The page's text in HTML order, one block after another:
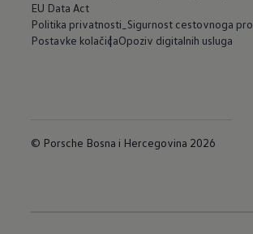
EU Data Act
Politika privatnosti_Sigurnost cestovnoga
Postavke kolačićaOpoziv digitalnih usluga
© Porsche Bosna i Hercegovina 2026